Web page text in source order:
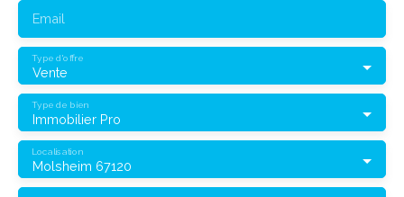
Email
Vente
Type d'offre
Immobilier Pro
Type de bien
Molsheim 67120
Localisation